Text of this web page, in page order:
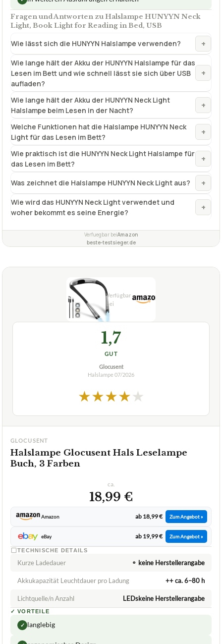
Fragen und Antworten zu Halslampe HUNYYN Neck
Light, Book Light for Reading in Bed, USB
Wie lässt sich die HUNYYN Halslampe verwenden? +
Wie lange hält der Akku der HUNYYN Halslampe für das
Lesen im Bett und wie schnell lässt sie sich über USB
aufladen?
+
Wie lange hält der Akku der HUNYYN Neck Light
Halslampe beim Lesen in der Nacht?
+
Welche Funktionen hat die Halslampe HUNYYN Neck
Light für das Lesen im Bett?
+
Wie praktisch ist die HUNYYN Neck Light Halslampe für
das Lesen im Bett?
+
Was zeichnet die Halslampe HUNYYN Neck Light aus? +
Wie wird das HUNYYN Neck Light verwendet und
woher bekommt es seine Energie?
+
Verfuegbar beiAmazon
beste-testsieger.de
1,7
GUT
Glocusent
Halslampe 07/2026
★★★★★
GLOCUSENT
Halslampe Glocusent Hals Leselampe
Buch, 3 Farben
ca.
18,99 €
Amazon ab 18,99 € Zum Angebot »
eBay ab 19,99 € Zum Angebot »
TECHNISCHE DETAILS
Kurze Ladedauer ⚬ keine Herstellerangabe
Akkukapazität Leuchtdauer pro Ladung ++ ca. 6–80 h
Lichtquelle/n Anzahl LEDskeine Herstellerangabe
✓ VORTEILE
✓ langlebig